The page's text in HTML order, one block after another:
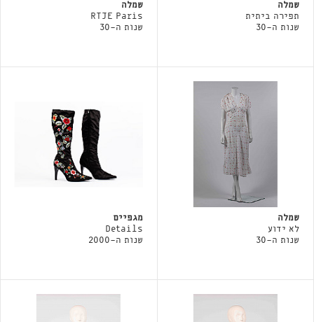
שמלה
תפירה ביתית
שנות ה-30
שמלה
RTJE Paris
שנות ה-30
שמלה
לא ידוע
שנות ה-30
מגפיים
Details
שנות ה-2000